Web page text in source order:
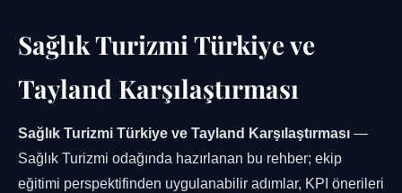
Sağlık Turizmi Türkiye ve
Tayland Karşılaştırması
Sağlık Turizmi Türkiye ve Tayland Karşılaştırması —
Sağlık Turizmi odağında hazırlanan bu rehber; ekip
eğitimi perspektifinden uygulanabilir adımlar, KPI önerileri